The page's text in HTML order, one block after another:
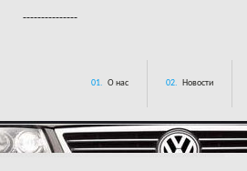
---------------
01. О нас 02. Новости